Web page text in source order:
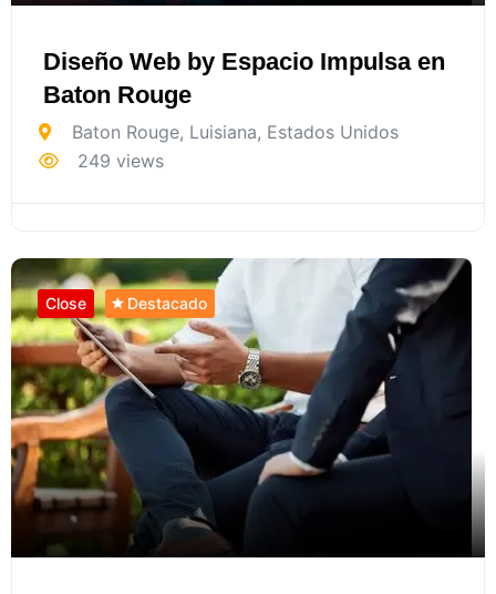
Diseño Web by Espacio Impulsa en
Baton Rouge
Baton Rouge, Luisiana, Estados Unidos
249 views
Close Destacado